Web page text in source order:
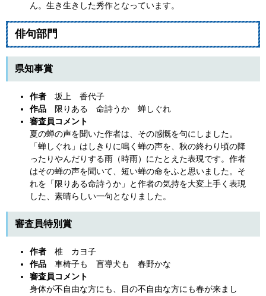
ん。生き生きした秀作となっています。
俳句部門
県知事賞
作者 坂上 香代子
作品 限りある 命詩うか 蝉しぐれ
審査員コメント
夏の蝉の声を聞いた作者は、その感慨を句にしました。
「蝉しぐれ」はしきりに鳴く蝉の声を、秋の終わり頃の降
ったりやんだりする雨（時雨）にたとえた表現です。作者
はその蝉の声を聞いて、短い蝉の命をふと思いました。そ
れを「限りある命詩うか」と作者の気持を大変上手く表現
した、素晴らしい一句となりました。
審査員特別賞
作者 椎 カヨ子
作品 車椅子も 盲導犬も 春野かな
審査員コメント
身体が不自由な方にも、目の不自由な方にも春が来まし